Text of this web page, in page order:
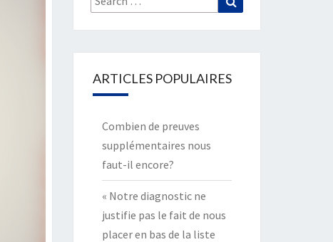
for:
ARTICLES POPULAIRES
Combien de preuves
supplémentaires nous
faut-il encore?
« Notre diagnostic ne
justifie pas le fait de nous
placer en bas de la liste